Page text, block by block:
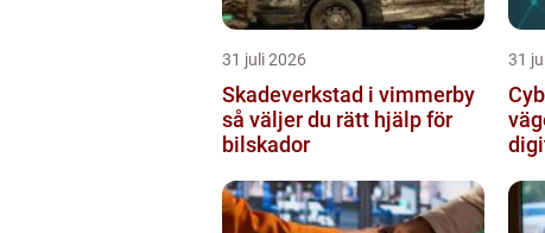
31 juli 2026
Skadeverkstad i vimmerby
så väljer du rätt hjälp för
bilskador
31